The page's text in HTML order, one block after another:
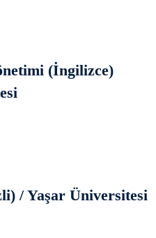
(İngilizce)
/ Yaşar Üniversitesi